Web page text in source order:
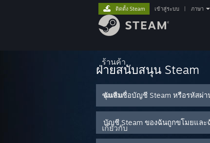
ร้านค้า
ชุมชน
เกี่ยวกับ
ติดตั้ง Steam เข้าสู่ระบบ ภาษา
ฝ่ายสนับสนุน Steam
ฉันลืมชื่อบัญชี Steam หรือรหัสผ่า
บัญชี Steam ของฉันถูกขโมยแล